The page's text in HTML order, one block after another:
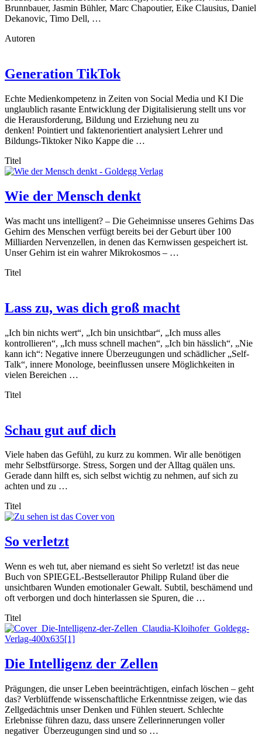
Brunnbauer, Jasmin Bühler, Marc Chapoutier, Eike Clausius, Daniel
Dekanovic, Timo Dell, …
Autoren
Generation TikTok
Echte Medienkompetenz in Zeiten von Social Media und KI Die
unglaublich rasante Entwicklung der Digitalisierung stellt uns vor
die Herausforderung, Bildung und Erziehung neu zu
denken! Pointiert und faktenorientiert analysiert Lehrer und
Bildungs-Tiktoker Niko Kappe die …
Titel
Wie der Mensch denkt
Was macht uns intelligent? – Die Geheimnisse unseres Gehirns Das
Gehirn des Menschen verfügt bereits bei der Geburt über 100
Milliarden Nervenzellen, in denen das Kernwissen gespeichert ist.
Unser Gehirn ist ein wahrer Mikrokosmos – …
Titel
Lass zu, was dich groß macht
„Ich bin nichts wert“, „Ich bin unsichtbar“, „Ich muss alles
kontrollieren“, „Ich muss schnell machen“, „Ich bin hässlich“, „Nie
kann ich“: Negative innere Überzeugungen und schädlicher „Self-
Talk“, innere Monologe, beeinflussen unsere Möglichkeiten in
vielen Bereichen …
Titel
Schau gut auf dich
Viele haben das Gefühl, zu kurz zu kommen. Wir alle benötigen
mehr Selbstfürsorge. Stress, Sorgen und der Alltag quälen uns.
Gerade dann hilft es, sich selbst wichtig zu nehmen, auf sich zu
achten und zu …
Titel
So verletzt
Wenn es weh tut, aber niemand es sieht So verletzt! ist das neue
Buch von SPIEGEL-Bestsellerautor Philipp Ruland über die
unsichtbaren Wunden emotionaler Gewalt. Subtil, beschämend und
oft verborgen und doch hinterlassen sie Spuren, die …
Titel
Die Intelligenz der Zellen
Prägungen, die unser Leben beeinträchtigen, einfach löschen – geht
das? Verblüffende wissenschaftliche Erkenntnisse zeigen, wie das
Zellgedächtnis unser Denken und Fühlen steuert. Schlechte
Erlebnisse führen dazu, dass unsere Zellerinnerungen voller
negativer Überzeugungen sind und so …